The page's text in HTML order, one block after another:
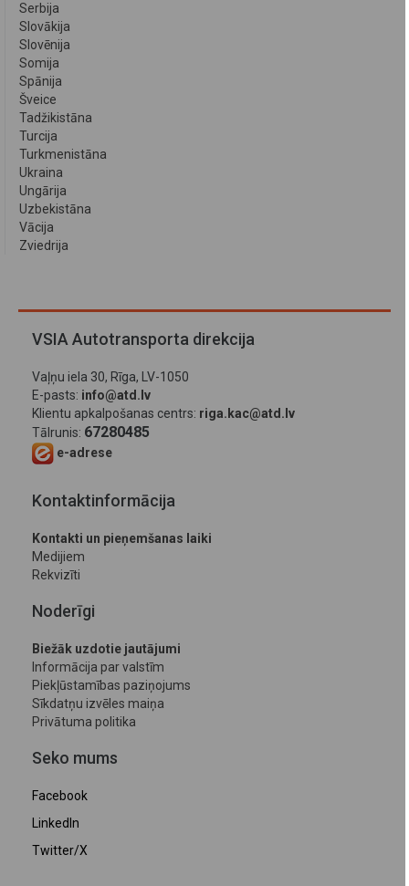
Serbija
Slovākija
Slovēnija
Somija
Spānija
Šveice
Tadžikistāna
Turcija
Turkmenistāna
Ukraina
Ungārija
Uzbekistāna
Vācija
Zviedrija
VSIA Autotransporta direkcija
Vaļņu iela 30, Rīga, LV-1050
E-pasts: info@atd.lv
Klientu apkalpošanas centrs: riga.kac@atd.lv
Tālrunis: 67280485
e-adrese
Kontaktinformācija
Kontakti un pieņemšanas laiki
Medijiem
Rekvizīti
Noderīgi
Biežāk uzdotie jautājumi
Informācija par valstīm
Piekļūstamības paziņojums
Sīkdatņu izvēles maiņa
Privātuma politika
Seko mums
Facebook
LinkedIn
Twitter/X